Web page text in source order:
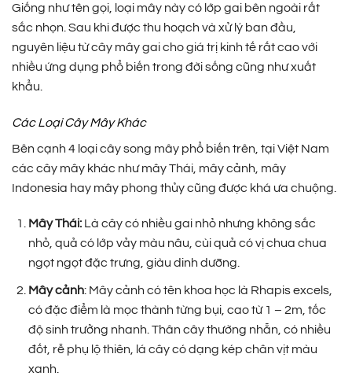
Giống như tên gọi, loại mây này có lớp gai bên ngoài rất
sắc nhọn. Sau khi được thu hoạch và xử lý ban đầu,
nguyên liệu từ cây mây gai cho giá trị kinh tế rất cao với
nhiều ứng dụng phổ biến trong đời sống cũng như xuất
khẩu.
Các Loại Cây Mây Khác
Bên cạnh 4 loại cây song mây phổ biến trên, tại Việt Nam
các cây mây khác như mây Thái, mây cảnh, mây
Indonesia hay mây phong thủy cũng được khá ưa chuộng.
Mây Thái:Là cây có nhiều gai nhỏ nhưng không sắc
nhỏ, quả có lớp vảy màu nâu, cùi quả có vị chua chua
ngọt ngọt đặc trưng, giàu dinh dưỡng.
Mây cảnh: Mây cảnh có tên khoa học là Rhapis excels,
có đặc điểm là mọc thành từng bụi, cao từ 1 – 2m, tốc
độ sinh trưởng nhanh. Thân cây thường nhẵn, có nhiều
đốt, rễ phụ lộ thiên, lá cây có dạng kép chân vịt màu
xanh.